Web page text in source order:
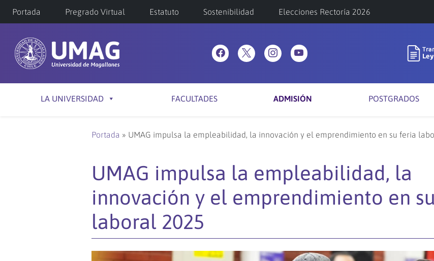
Portada Pregrado Virtual Estatuto Sostenibilidad Elecciones Rectoría 2026
LA UNIVERSIDAD FACULTADES ADMISIÓN POSTGRADOS
Portada » UMAG impulsa la empleabilidad, la innovación y el emprendimiento en su feria
UMAG impulsa la empleabilidad, la
innovación y el emprendimiento en
laboral 2025